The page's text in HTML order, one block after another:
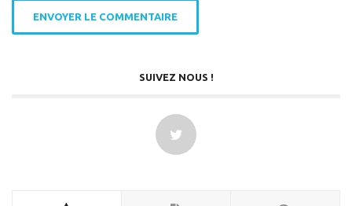
SUIVEZ NOUS !